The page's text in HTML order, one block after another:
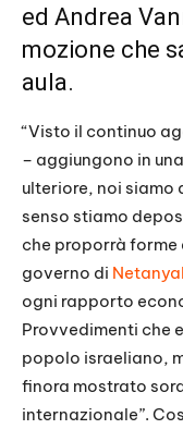
ed Andrea
mozione che
aula.
“Visto il continuo
– aggiungono in
ulteriore, noi siamo
senso stiamo
che proporrà forme
governo di
ogni rapporto
Provvedimenti che
popolo israeliano,
finora mostrato
internazionale”.